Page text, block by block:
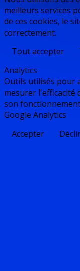
meilleurs services
de ces cookies, le
correctement.
Tout accepter
Analytics
Outils utilisés pour
mesurer l'efficacité
son
Google Analytics
Accepter